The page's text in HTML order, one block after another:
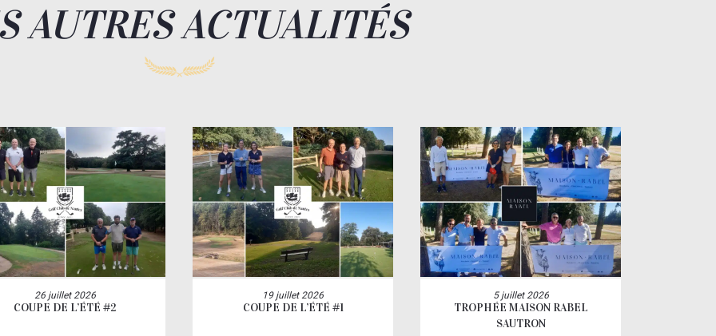
AUTRES ACTUALITÉS
26 juillet 2026
COUPE DE L’ÉTÉ #2
19 juillet 2026
COUPE DE L’ÉTÉ #1
5 juillet 2026
TROPHÉE MAISON RABEL
SAUTRON